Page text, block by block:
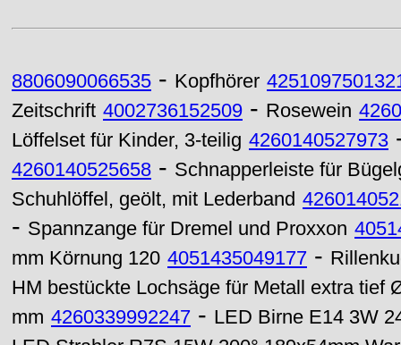
8806090066535 - Kopfhörer
Zeitschrift 4002736152509 - Rosewein
Löffelset für Kinder, 3-teilig 4260140527973
4260140525658 - Schnapperleiste für
Schuhlöffel, geölt, mit Lederband
- Spannzange für Dremel und Proxxon
mm Körnung 120 4051435049177 -
HM bestückte Lochsäge für Metall extra tief
mm 4260339992247 - LED Birne E14 3W